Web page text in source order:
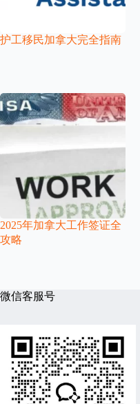
护工移民加拿大完全指南
2025年加拿大工作签证全
攻略
微信客服号